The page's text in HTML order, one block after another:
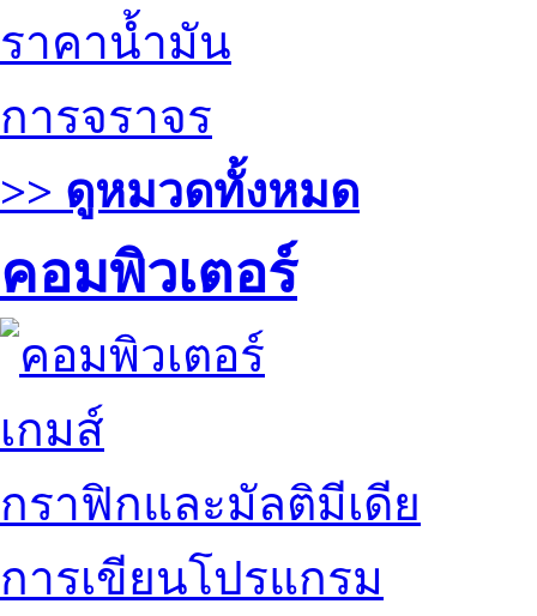
ราคาน้ำมัน
การจราจร
>> ดูหมวดทั้งหมด
คอมพิวเตอร์
เกมส์
กราฟิกและมัลติมีเดีย
การเขียนโปรแกรม